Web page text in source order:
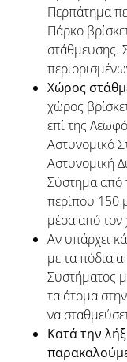
Περπάτημα
Πάρκο
στάθμευσης.
Χώρος
χώρος
επί της
Αστυνομικό
Αστυνομική
Σύστημα από
περίπου 150
μέσα από
Αν υπάρχει
με τα πόδια
Συστήματος
τα άτομα
να
Κατά την